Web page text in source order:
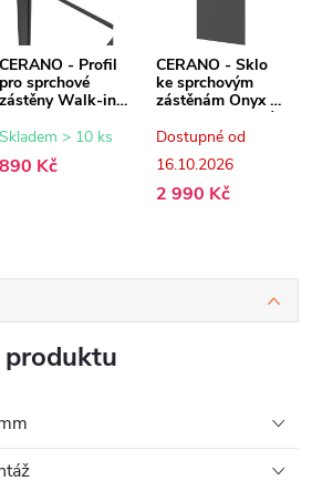
CERANO - Profil
pro sprchové
zástěny Walk-in
černá matná - 15
Skladem > 10 ks
890 Kč
CERANO - Sklo
ke sprchovým
zástěnám Onyx -
8 mm - grafitové
sklo - 80x200 cm
Dostupné od
16.10.2026
2 990 Kč